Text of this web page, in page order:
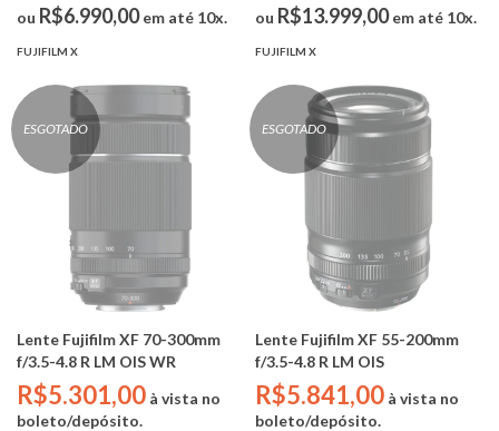
ou R$6.990,00em até 10x.
FUJIFILM X
ou R$13.999,00em até 10x.
FUJIFILM X
ESGOTADO
Lente Fujifilm XF 70-300mm
f/3.5-4.8 R LM OIS WR
R$5.301,00 à vista no
boleto/depósito.
ESGOTADO
Lente Fujifilm XF 55-200mm
f/3.5-4.8 R LM OIS
R$5.841,00 à vista no
boleto/depósito.